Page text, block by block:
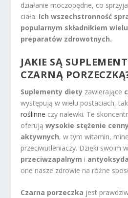
działanie moczopędne, co
ciała. Ich wszechstronność
popularnym składnikiem
preparatów zdrowotnych.
JAKIE SĄ
CZARNĄ
Suplementy diety zawierające
występują w wielu postaciach,
roślinne czy nalewki. Te
oferująwysokie stężenie
aktywnych, w tym witamin,
przeciwutleniaczy. Dzięki swoim
przeciwzapalnym i
one nasze zdrowie na różne
Czarna porzeczka jest